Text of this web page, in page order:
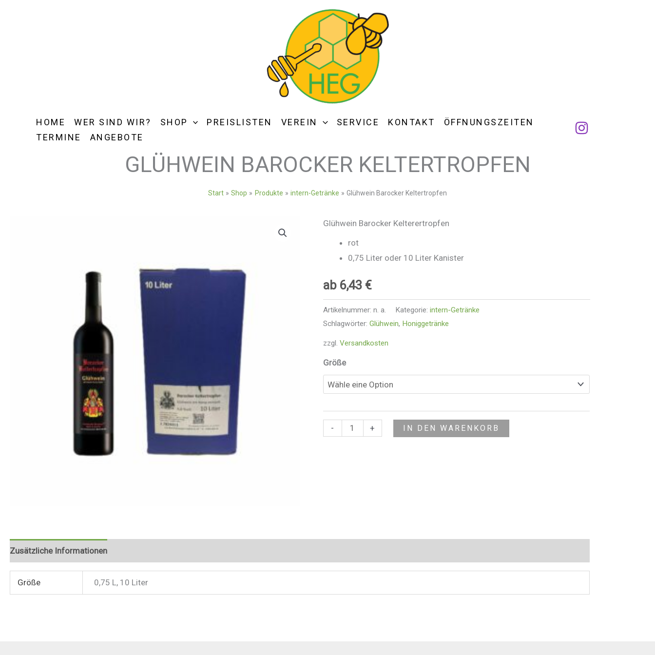
HOME WER SIND WIR? SHOP PREISLISTEN VEREIN SERVICE KONTAKT
ÖFFNUNGSZEITEN
TERMINE
ANGEBOTE
GLÜHWEIN BAROCKER KELTERTROPFEN
Start Shop Produkte intern-Getränke Glühwein Barocker Keltertropfen
Glühwein Barocker Kelterertropfen
rot
0,75 Liter oder 10 Liter Kanister
ab 6,43 €
Artikelnummer: n. a. Kategorie: intern-Getränke
Schlagwörter: Glühwein, Honiggetränke
zzgl. Versandkosten
Größe
-
Glühwein
Keltertropfen
+ IN DEN WARENKORB
Zusätzliche Informationen
Größe 0,75 L, 10 Liter